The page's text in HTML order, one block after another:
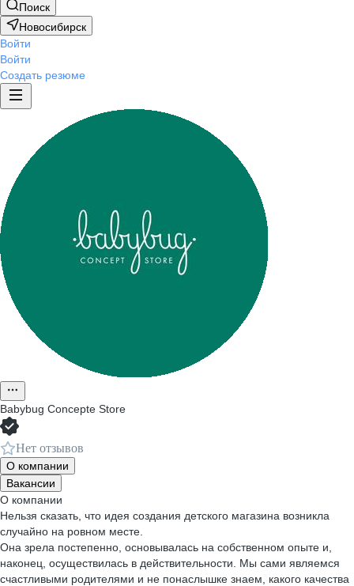
Поиск
Новосибирск
Войти
Войти
Создать резюме
Babybug Concepte Store
Нет отзывов
О компании
Вакансии
О компании
Нельзя сказать, что идея создания детского магазина возникла
случайно на ровном месте.
Она зрела постепенно, основывалась на собственном опыте и,
наконец, осуществилась в действительности. Мы сами являемся
счастливыми родителями и не понаслышке знаем, какого качества